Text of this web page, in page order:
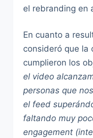
el rebranding en
En cuanto a
consideró que la
cumplieron los
el video
personas que
el feed
faltando muy
engagement